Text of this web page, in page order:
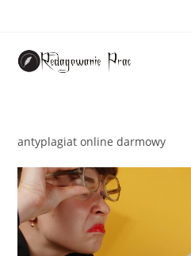
antyplagiat online darmowy